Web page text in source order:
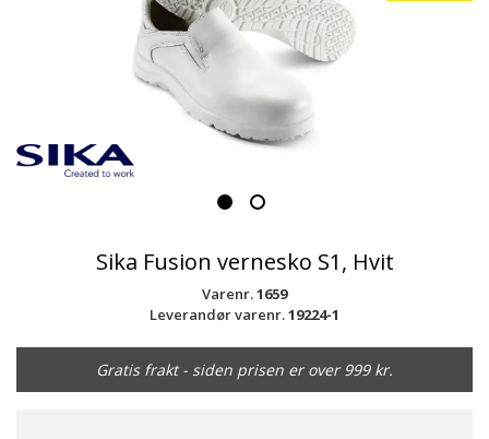
Sika Fusion vernesko S1, Hvit
Varenr.1659
Leverandør varenr.19224-1
Gratis frakt - siden prisen er over 999 kr.